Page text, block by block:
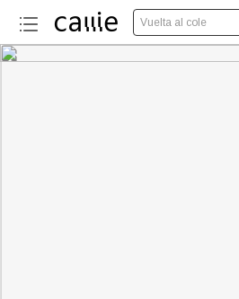
Vuelta al cole